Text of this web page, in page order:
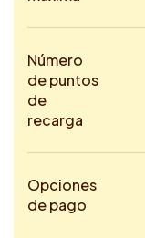
Número
de puntos
de
recarga
Opciones
de pago